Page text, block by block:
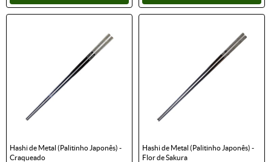
Hashi de Metal (Palitinho Japonês) -
Craqueado
Hashi de Metal (Palitinho Japonês) -
Flor de Sakura